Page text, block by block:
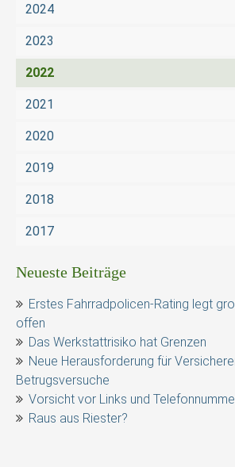
2024
2023
2022
2021
2020
2019
2018
2017
Neueste Beiträge
Erstes Fahrradpolicen-Rating legt
offen
Das Werkstattrisiko hat Grenzen
Neue Herausforderung für
Betrugsversuche
Vorsicht vor Links und
Raus aus Riester?